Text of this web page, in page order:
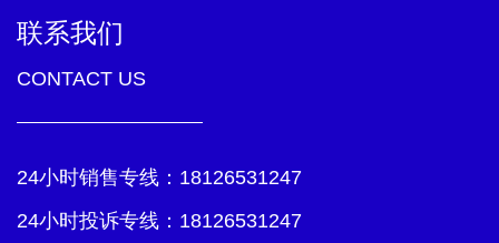
联系我们
CONTACT US
24小时销售专线： 18126531247
24小时投诉专线： 18126531247